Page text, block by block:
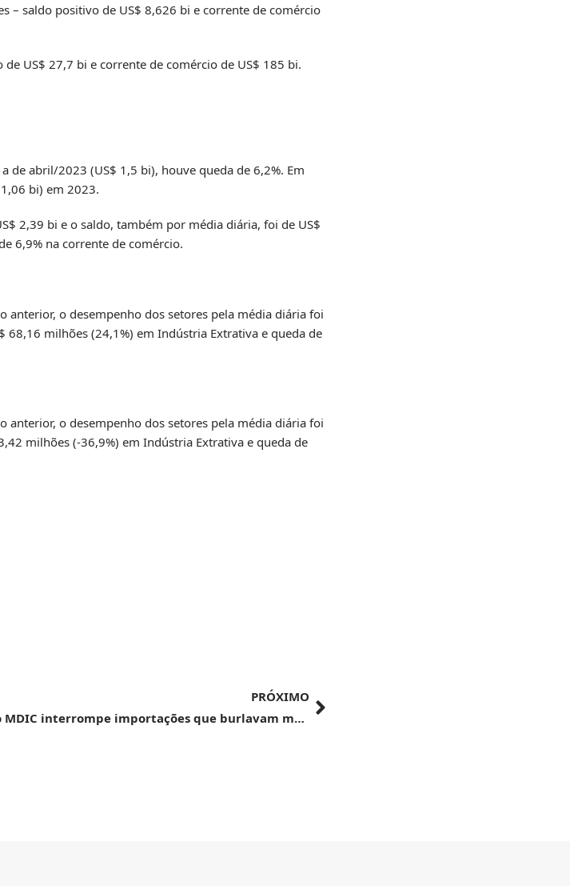
– saldo positivo de US$ 8,626 bi e corrente de comércio
US$ 27,7 bi e corrente de comércio de US$ 185 bi.
de abril/2023 (US$ 1,5 bi), houve queda de 6,2%. Em
bi) em 2023.
2,39 bi e o saldo, também por média diária, foi de US$
6,9% na corrente de comércio.
anterior, o desempenho dos setores pela média diária foi
68,16 milhões (24,1%) em Indústria Extrativa e queda de
anterior, o desempenho dos setores pela média diária foi
milhões (-36,9%) em Indústria Extrativa e queda de
PRÓXIMO
Ação do MDIC interrompe importações que burlavam medidas antidumping